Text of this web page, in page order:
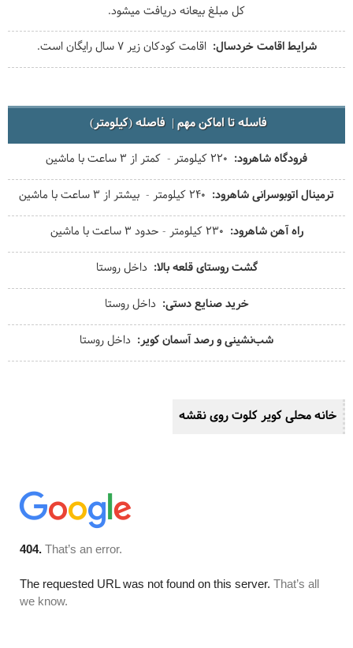
کل مبلغ بیعانه دریافت می‎شود.
شرایط اقامت خردسال اقامت کودکان زیر 7 سال رایگان است.
فاسله تا اماکن مهم فاصله (کیلومتر)
فرودگاه شاهرود 220 کیلومتر - کمتر از 3 ساعت با ماشین
ترمینال اتوبوسرانی شاهرود 240 کیلومتر - بیشتر از 3 ساعت با ماشین
راه آهن شاهرود 230 کیلومتر - حدود 3 ساعت با ماشین
گشت روستای قلعه بالا داخل روستا
خرید صنایع دستی داخل روستا
شب‌نشینی و رصد آسمان کویر داخل روستا
خانه محلی کویر کلوت روی نقشه